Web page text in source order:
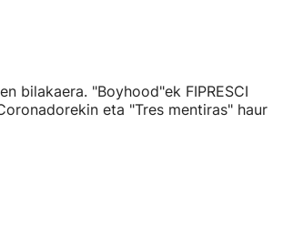
bilakaera. "Boyhood"ek FIPRESCI
eta "Tres mentiras" haur